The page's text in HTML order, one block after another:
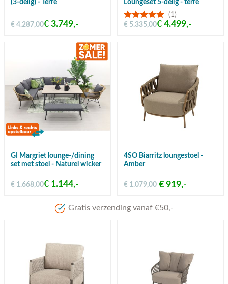
(3-delig) - Terre
€ 4.287,00€ 3.749,-
Loungeset 5-delig - terre
(1)
€ 5.335,00€ 4.499,-
GI Margriet lounge-/dining
set met stoel - Naturel wicker
€ 1.668,00€ 1.144,-
4SO Biarritz loungestoel -
Amber
€ 919,-
€ 1.079,00
Meer dan 80 jaar ervaring